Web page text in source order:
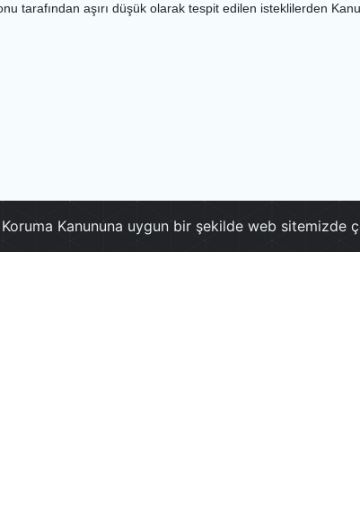
tarafından aşırı düşük olarak tespit edilen isteklilerden
Kanununa uygun bir şekilde web sitemizde